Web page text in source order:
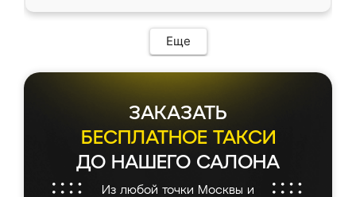
Еще
ЗАКАЗАТЬ
БЕСПЛАТНОЕ ТАКСИ
ДО НАШЕГО САЛОНА
Из любой точки Москвы и